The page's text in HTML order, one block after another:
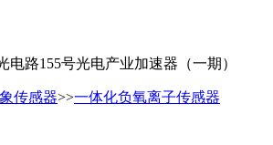
路155号光电产业加速器（一期）
传感器>>一体化负氧离子传感器